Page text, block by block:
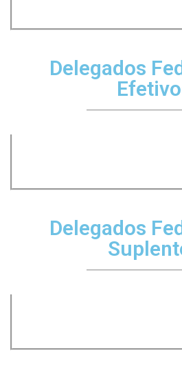
Delegados
Delegados